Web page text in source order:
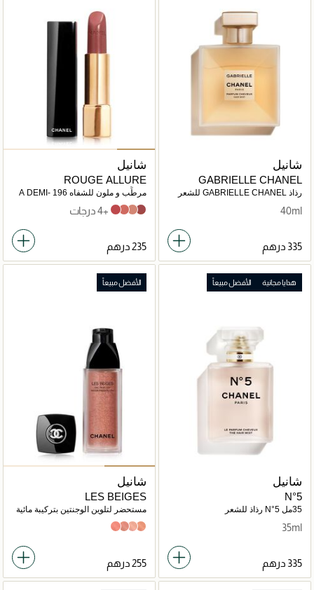
شانيل
GABRIELLE CHANEL
رذاذ GABRIELLE CHANEL للشعر
40ml
شانيل
ROUGE ALLURE
مرطِّب و ملون للشفاه 196 A DEMI-
MOT 3.5G
INATTENDU
ILLUSION
À DEMI-MOT
NUANCE
+4 درجات
هدايا مجانية الأفضل مبيعاً
شانيل
N°5
35مل N°5 رذاذ للشعر
35ml
الأفضل مبيعاً
شانيل
LES BEIGES
مستحضر لتلوين الوجنتين بتركيبة مائية
Light Peach
Light Pink
Warm Pink
Intense Coral